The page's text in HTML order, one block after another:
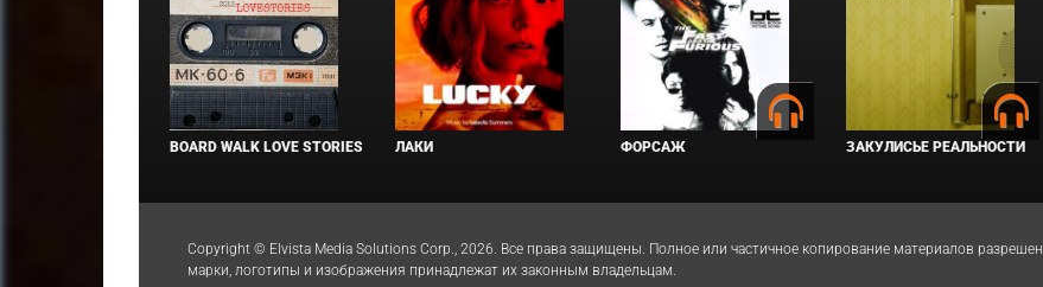
BOARD WALK LOVE STORIES ЛАКИ ФОРСАЖ ЗАКУЛИСЬЕ РЕАЛЬНОСТИ
Copyright © Elvista Media Solutions Corp., 2026. Все права защищены. Полное или частичное копирование материалов
марки, логотипы и изображения принадлежат их законным владельцам.